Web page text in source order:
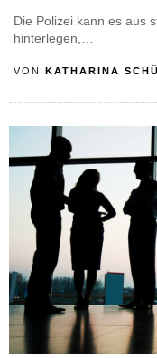
Die Polizei kann es aus
hinterlegen,…
VON KATHARINA